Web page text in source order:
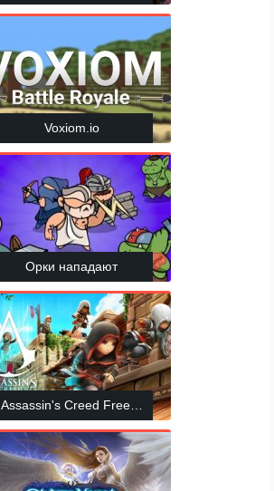
Voxiom.io
Орки нападают
Assassin's Creed Freerunners